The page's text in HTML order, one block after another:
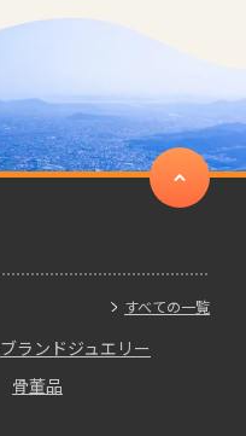
すべての一覧
ブランドジュエリー
骨董品